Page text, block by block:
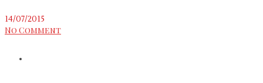
14/07/2015
No Comment